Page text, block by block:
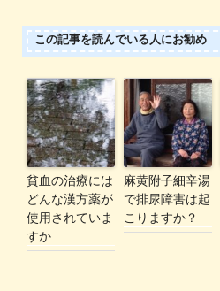
この記事を読んでいる人にお勧め
貧血の治療には
どんな漢方薬が
使用されていま
すか
麻黄附子細辛湯
で排尿障害は起
こりますか？